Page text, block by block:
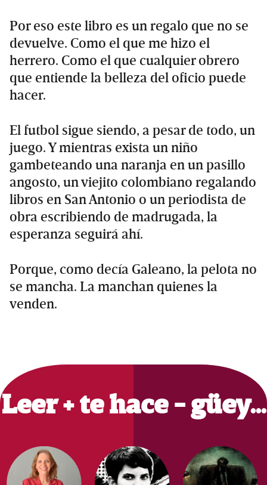
Por eso este libro es un regalo que no se
devuelve. Como el que me hizo el
herrero. Como el que cualquier obrero
que entiende la belleza del oficio puede
hacer.
El futbol sigue siendo, a pesar de todo, un
juego. Y mientras exista un niño
gambeteando una naranja en un pasillo
angosto, un viejito colombiano regalando
libros en San Antonio o un periodista de
obra escribiendo de madrugada, la
esperanza seguirá ahí.
Porque, como decía Galeano, la pelota no
se mancha. La manchan quienes la
venden.
Primary
Sidebar
Leer + te hace - güey…